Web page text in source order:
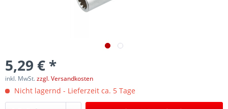
5,29 € *
inkl. MwSt.zzgl. Versandkosten
Nicht lagernd - Lieferzeit ca. 5 Tage